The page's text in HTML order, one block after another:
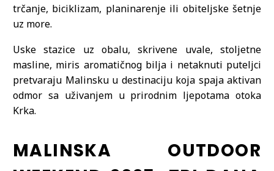
trčanje, biciklizam, planinarenje ili obiteljske šetnje
uz more.
Uske stazice uz obalu, skrivene uvale, stoljetne
masline, miris aromatičnog bilja i netaknuti puteljci
pretvaraju Malinsku u destinaciju koja spaja aktivan
odmor sa uživanjem u prirodnim ljepotama otoka
Krka.
MALINSKA OUTDOOR